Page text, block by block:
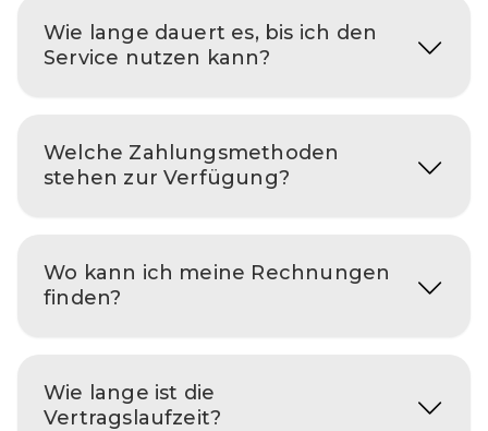
Wie lange dauert es, bis ich den
Service nutzen kann?
Welche Zahlungsmethoden
stehen zur Verfügung?
Wo kann ich meine Rechnungen
finden?
Wie lange ist die
Vertragslaufzeit?